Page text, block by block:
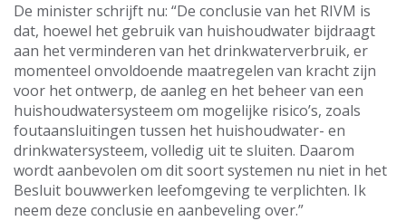
De minister schrijft nu: “De conclusie van het RIVM is
dat, hoewel het gebruik van huishoudwater bijdraagt
aan het verminderen van het drinkwaterverbruik, er
momenteel onvoldoende maatregelen van kracht zijn
voor het ontwerp, de aanleg en het beheer van een
huishoudwatersysteem om mogelijke risico’s, zoals
foutaansluitingen tussen het huishoudwater- en
drinkwatersysteem, volledig uit te sluiten. Daarom
wordt aanbevolen om dit soort systemen nu niet in het
Besluit bouwwerken leefomgeving te verplichten. Ik
neem deze conclusie en aanbeveling over.”